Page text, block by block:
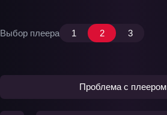
Выбор плеера 1 2 3
Проблема с плеером